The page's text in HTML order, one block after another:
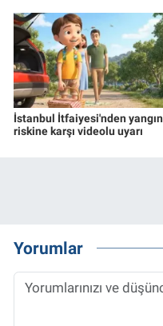
İstanbul İtfaiyesi'nden yangın
riskine karşı videolu uyarı
Yorumlar